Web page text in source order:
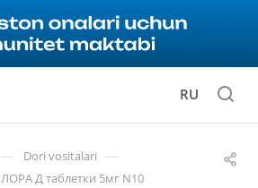
RU
— Dori vositalari —
ЛОРА Д таблетки 5мг N10